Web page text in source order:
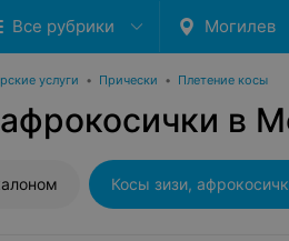
Все рубрики Могилев
услуги • Прически • Плетение косы
в
Косы зизи,